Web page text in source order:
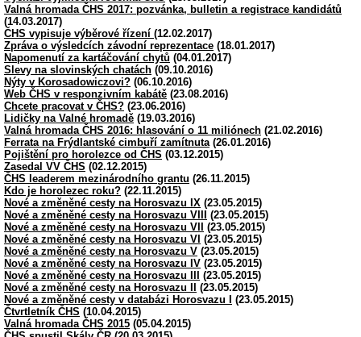
Valná hromada ČHS 2017: pozvánka, bulletin a registrace kandidátů
(14.03.2017)
ČHS vypisuje výběrové řízení (12.02.2017)
Zpráva o výsledcích závodní reprezentace (18.01.2017)
Napomenutí za kartáčování chytů (04.01.2017)
Slevy na slovinských chatách (09.10.2016)
Nýty v Korosadowiczovi? (06.10.2016)
Web ČHS v responzivním kabátě (23.08.2016)
Chcete pracovat v ČHS? (23.06.2016)
Lidičky na Valné hromadě (19.03.2016)
Valná hromada ČHS 2016: hlasování o 11 miliónech (21.02.2016)
Ferrata na Frýdlantské cimbuří zamítnuta (26.01.2016)
Pojištění pro horolezce od ČHS (03.12.2015)
Zasedal VV ČHS (02.12.2015)
ČHS leaderem mezinárodního grantu (26.11.2015)
Kdo je horolezec roku? (22.11.2015)
Nové a změněné cesty na Horosvazu IX (23.05.2015)
Nové a změněné cesty na Horosvazu VIII (23.05.2015)
Nové a změněné cesty na Horosvazu VII (23.05.2015)
Nové a změněné cesty na Horosvazu VI (23.05.2015)
Nové a změněné cesty na Horosvazu V (23.05.2015)
Nové a změněné cesty na Horosvazu IV (23.05.2015)
Nové a změněné cesty na Horosvazu III (23.05.2015)
Nové a změněné cesty na Horosvazu II (23.05.2015)
Nové a změněné cesty v databázi Horosvazu I (23.05.2015)
Čtvrtletník ČHS (10.04.2015)
Valná hromada ČHS 2015 (05.04.2015)